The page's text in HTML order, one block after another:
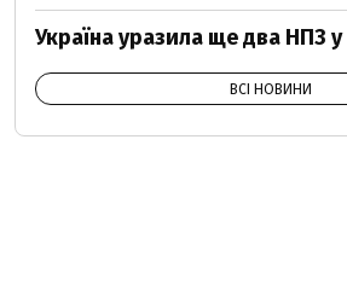
Україна уразила ще два НПЗ у
ВСІ НОВИНИ